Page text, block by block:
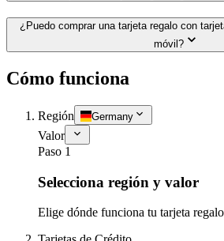
¿Puedo comprar una tarjeta regalo con
móvil?
Cómo funciona
Región Germany
Valor
Paso 1
Selecciona región y valor
Elige dónde funciona tu tarjeta